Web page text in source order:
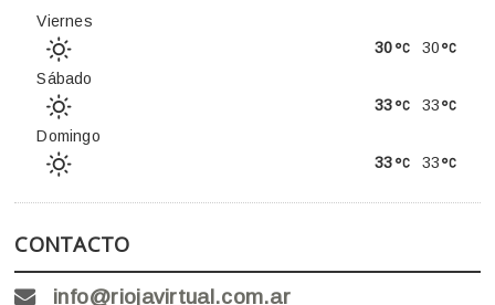
Viernes
30
30
Sábado
33
33
Domingo
33
33
CONTACTO
info@riojavirtual.com.ar